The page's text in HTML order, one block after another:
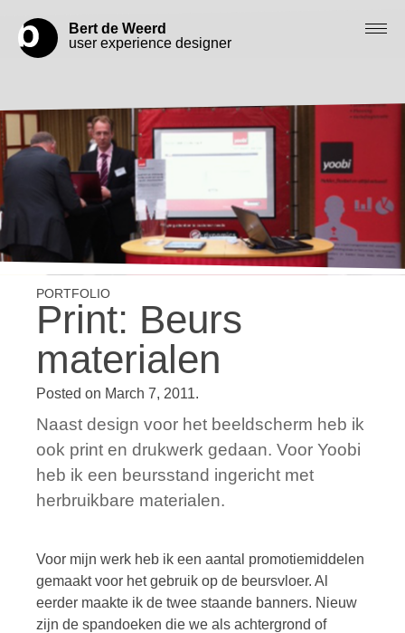
Print: Beurs
materialen
Posted on March 7, 2011.
Naast design voor het beeldscherm heb ik
ook print en drukwerk gedaan. Voor Yoobi
heb ik een beursstand ingericht met
herbruikbare materialen.
Voor mijn werk heb ik een aantal promotiemiddelen
gemaakt voor het gebruik op de beursvloer. Al
eerder maakte ik de twee staande banners. Nieuw
zijn de spandoeken die we als achtergrond of
Bert de Weerd
user experience designer
Check out my work
Work with me
Let’s get in contact